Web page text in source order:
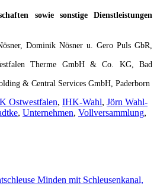
sowie sonstige Dienstleistungen
Dominik Nösner u. Gero Puls GbR,
Therme GmbH & Co. KG, Bad
& Central Services GmbH, Paderborn
Ostwestfalen, IHK-Wahl, Jörn Wahl-
, Unternehmen, Vollversammlung,